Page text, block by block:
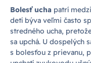
Bolesť ucha patrí
detí býva veľmi často
stredného ucha,
sa upchá. U dospelých
s bolesťou z prievanu,